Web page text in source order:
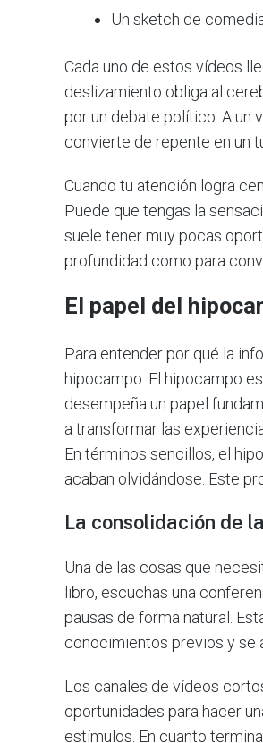
Un sketch de
Cada uno de estos vídeos
deslizamiento obliga al
por un debate político. A un
convierte de repente en un
Cuando tu atención logra
Puede que tengas la
suele tener muy pocas
profundidad como para
El papel del
Para entender por qué la
hipocampo. El hipocampo
desempeña un papel
a transformar las
En términos sencillos, el
acaban olvidándose. Este
La consolidación de
Una de las cosas que
libro, escuchas una
pausas de forma natural.
conocimientos previos y se
Los canales de vídeos
oportunidades para hacer
estímulos. En cuanto